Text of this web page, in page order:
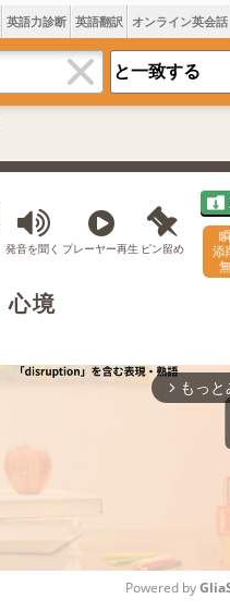
英語力診断 英語翻訳 オンライン英会話
発音を聞く プレーヤー再生 ピン留め
添
心境
arrow_forward_ios もっと
Powered by